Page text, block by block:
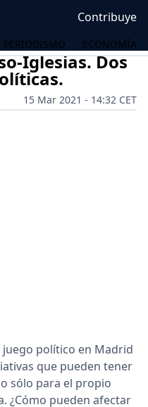
Contribuye
PERIODISMO ECONOMÍA
Iglesias. Dos
15 Mar 2021 - 14:32 CET
juego político en Madrid
que pueden tener
sólo para el propio
¿Cómo pueden afectar